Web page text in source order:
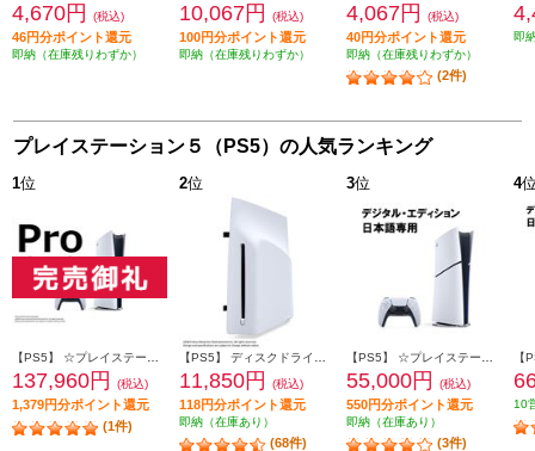
4,670円 (税込)
46円分ポイント還元
即納（在庫残りわずか）
10,067円 (税込)
100円分ポイント還元
即納（在庫残りわずか）
4,067円 (税込)
40円分ポイント還元
即納（在庫残りわずか）
(2件)
即
プレイステーション５（PS5）の人気ランキング
1位
137,960円 (税込)
1,379円分ポイント還元
(1件)
2位
11,850円 (税込)
118円分ポイント還元
即納（在庫あり）
(68件)
3位
55,000円 (税込)
550円分ポイント還元
即納（在庫あり）
(3件)
4
10